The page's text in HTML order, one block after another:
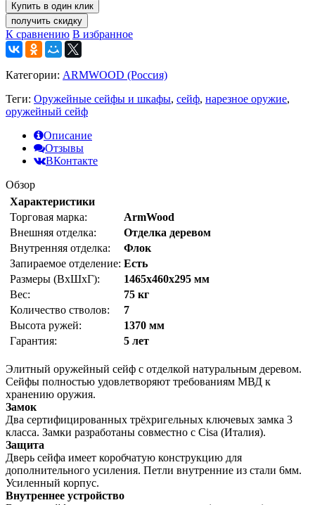
получить скидку
К сравнению В избранное
Категории: ARMWOOD (Россия)
Теги: Оружейные сейфы и шкафы, сейф, нарезное оружие,
оружейный сейф
Описание
Отзывы
ВКонтакте
Обзор
Характеристики
Торговая марка:
ArmWood
Внешняя отделка:
Отделка деревом
Внутренняя отделка:
Флок
Запираемое отделение: Есть
Размеры (ВхШхГ):
1465х460х295 мм
Вес:
75 кг
Количество стволов:
7
Высота ружей:
1370 мм
Гарантия:
5 лет
Элитный оружейный сейф с отделкой натуральным деревом.
Сейфы полностью удовлетворяют требованиям МВД к
хранению оружия.
Замок
Два сертифицированных трёхригельных ключевых замка 3
класса. Замки разработаны совместно с Cisa (Италия).
Защита
Дверь сейфа имеет коробчатую конструкцию для
дополнительного усиления. Петли внутренние из стали 6мм.
Усиленный корпус.
Внутреннее устройство